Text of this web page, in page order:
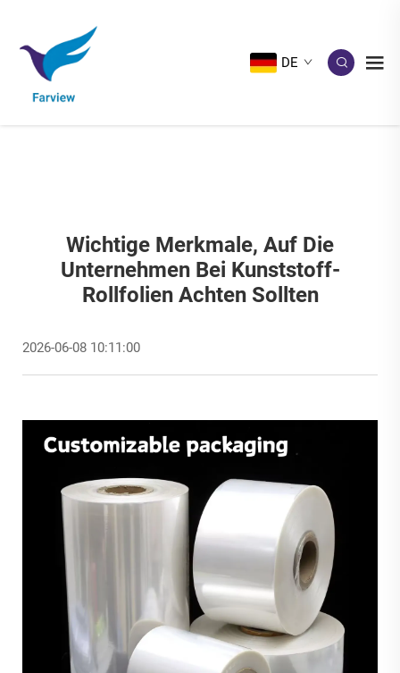
DE
Wichtige Merkmale, Auf Die
Unternehmen Bei Kunststoff-
Rollfolien Achten Sollten
2026-06-08 10:11:00